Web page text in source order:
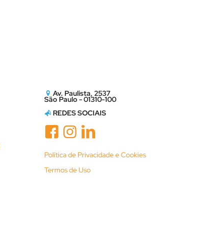
Av. Paulista, 2537
São Paulo - 01310-100
REDES SOCIAIS
Política de Privacidade e Cookies
Termos de Uso